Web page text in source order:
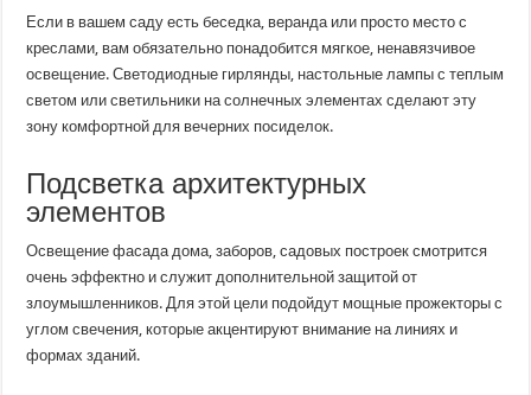
Если в вашем саду есть беседка, веранда или просто место с
креслами, вам обязательно понадобится мягкое, ненавязчивое
освещение. Светодиодные гирлянды, настольные лампы с теплым
светом или светильники на солнечных элементах сделают эту
зону комфортной для вечерних посиделок.
Подсветка архитектурных
элементов
Освещение фасада дома, заборов, садовых построек смотрится
очень эффектно и служит дополнительной защитой от
злоумышленников. Для этой цели подойдут мощные прожекторы с
углом свечения, которые акцентируют внимание на линиях и
формах зданий.